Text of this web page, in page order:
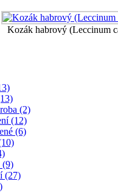
Kozák habrový (Leccinum
(2)
(12)
(6)
(9)
(27)